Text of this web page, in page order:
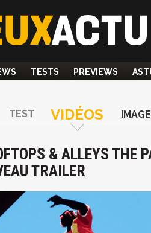
TESTS PREVIEWS
TEST VIDÉOS
& ALLEYS THE
TRAILER